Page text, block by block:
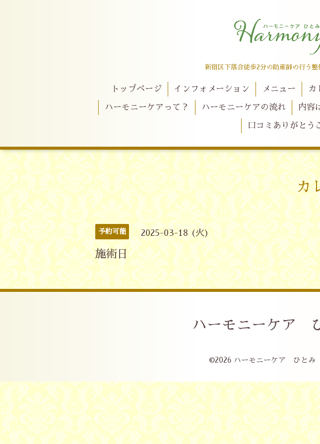
新宿区下落合徒歩2分の助産師の行う
トップページ インフォメーション メニュー カ
ハーモニーケアって？ ハーモニーケアの流れ 内容
口コミありがとう
カ
予約可能 2025-03-18 (火)
施術日
ハーモニーケア
©2026 ハーモニーケア ひとみ